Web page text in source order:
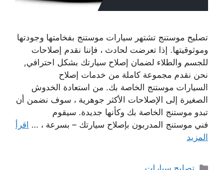
تصليح موستنج تشتهر سيارات موستنج بفخامتها وجودتها
وموثوقيتها. إذا تعرضت لحادث ، فإننا نقدم إصلاحات
للجسم والطلاء لضمان إصلاح سيارتك بشكل احترافي,
نحن نقدم مجموعة كاملة من خدمات إصلاح
السيارات موستنج الخاصة بك. من استعادة الخدوش
الصغيرة إلى الإصلاحات الأكثر جوهرية ، سوف نضمن أن
تبدو موستنج الخاصة بك وكأنها جديدة. سيقوم
فني موستنج المدربون بإصلاح سيارتك – بسرعة ، … اقرأ
المزيد
التصنيفات
تصليح سيارات